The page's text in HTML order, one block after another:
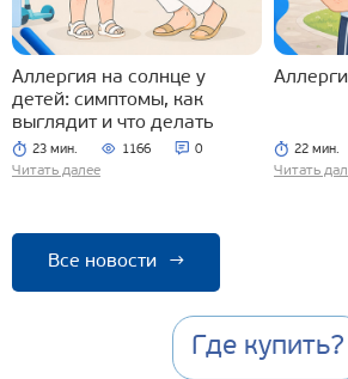
Аллергия на солнце у
детей: симптомы, как
выглядит и что делать
23 мин. 1166 0
Читать далее
22 мин.
Читать
Все новости →
Где купить?